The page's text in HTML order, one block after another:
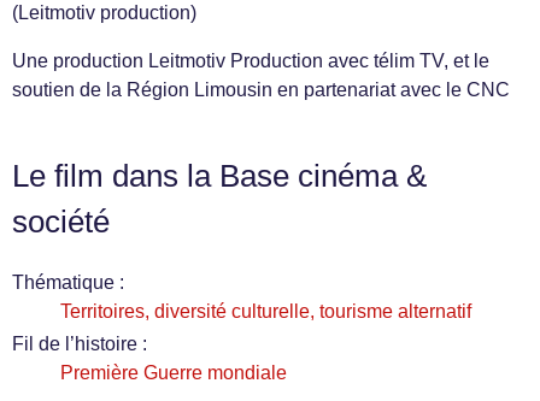
(Leitmotiv production)
Une production Leitmotiv Production avec télim TV, et le
soutien de la Région Limousin en partenariat avec le CNC
Le film dans la Base cinéma &
société
Thématique :
Territoires, diversité culturelle, tourisme alternatif
Fil de l’histoire :
Première Guerre mondiale